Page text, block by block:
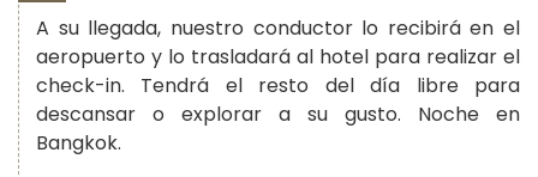
A su llegada, nuestro conductor lo recibirá en el
aeropuerto y lo trasladará al hotel para realizar el
check-in. Tendrá el resto del día libre para
descansar o explorar a su gusto. Noche en
Bangkok.